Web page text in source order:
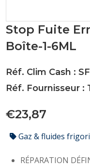
Stop Fuite
Boîte-1-6ML
Réf. Clim Cash :
Réf. Fournisseur :
€23,87
Gaz & fluides
RÉPARATION